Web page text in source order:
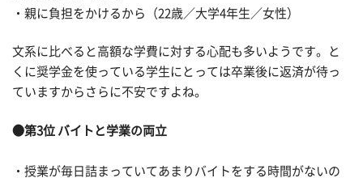
・親に負担をかけるから（22歳／大学4年生／女性）
文系に比べると高額な学費に対する心配も多いようです。と
くに奨学金を使っている学生にとっては卒業後に返済が待っ
ていますからさらに不安ですよね。
●第3位 バイトと学業の両立
・授業が毎日詰まっていてあまりバイトをする時間がないの